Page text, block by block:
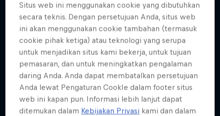
Lebih banyak seperti ini
Situs web ini menggunakan cookie yang dibutuhkan
secara teknis. Dengan persetujuan Anda, situs web
ini akan menggunakan cookie tambahan (termasuk
cookie pihak ketiga) atau teknologi yang serupa
untuk menjadikan situs kami bekerja, untuk tujuan
pemasaran, dan untuk meningkatkan pengalaman
daring Anda. Anda dapat membatalkan persetujuan
Anda lewat Pengaturan CookIe dalam footer situs
web ini kapan pun. Informasi lebih lanjut dapat
ditemukan dalam Kebijakan Privasi kami dan dalam